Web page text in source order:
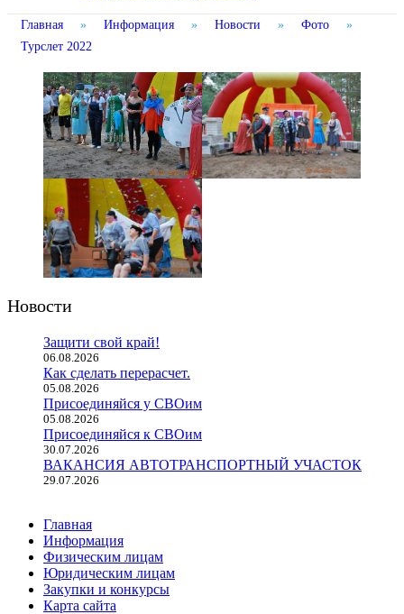
Главная » Информация » Новости » Фото
»
Турслет 2022
Новости
Защити свой край!
06.08.2026
Как сделать перерасчет.
05.08.2026
Присоединяйся у СВОим
05.08.2026
Присоединяйся к СВОим
30.07.2026
ВАКАНСИЯ АВТОТРАНСПОРТНЫЙ УЧАСТОК
29.07.2026
Главная
Информация
Физическим лицам
Юридическим лицам
Закупки и конкурсы
Карта сайта